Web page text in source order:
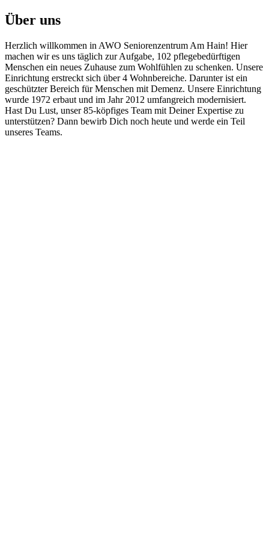
Über uns
Herzlich willkommen in AWO Seniorenzentrum Am Hain! Hier
machen wir es uns täglich zur Aufgabe, 102 pflegebedürftigen
Menschen ein neues Zuhause zum Wohlfühlen zu schenken. Unsere
Einrichtung erstreckt sich über 4 Wohnbereiche. Darunter ist ein
geschützter Bereich für Menschen mit Demenz. Unsere Einrichtung
wurde 1972 erbaut und im Jahr 2012 umfangreich modernisiert.
Hast Du Lust, unser 85-köpfiges Team mit Deiner Expertise zu
unterstützen? Dann bewirb Dich noch heute und werde ein Teil
unseres Teams.